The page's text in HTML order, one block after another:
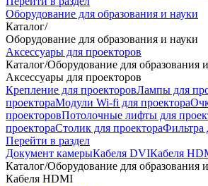
Оборудование для образования и науки
Каталог/
Оборудование для образования и науки
Аксессуары для проекторов
Каталог/Оборудование для образования
Аксессуары для проекторов
Крепление для проекторовЛампы для
проектораМодули Wi-fi для проектора
проекторовПотолочные лифты для
проектораСтолик для проектораФильтра
Перейти в раздел
Документ камерыКабеля DVIКабеля
Каталог/Оборудование для образования
Кабеля HDMI